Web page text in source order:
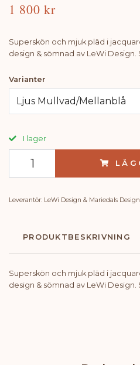
1 800 kr
Superskön och mjuk pläd i
design & sömnad av LeWi Design.
Varianter
Ljus Mullvad/Mellanblå
I lager
Leverantör: LeWi Design & Mariedals Design
PRODUKTBESKRIVNING
Superskön och mjuk pläd i
design & sömnad av LeWi Design.